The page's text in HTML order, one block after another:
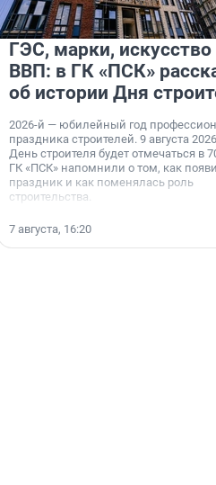
ГЭС, марки, искусство
ВВП: в ГК «ПСК»
об истории Дня
2026-й — юбилейный год
праздника строителей. 9 августа
День строителя будет отмечаться в
ГК «ПСК» напомнили о том, как
праздник и как поменялась роль
строительства.
7 августа, 16:20